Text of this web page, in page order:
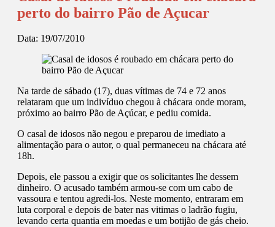
perto do bairro Pão de Açucar
Data: 19/07/2010
Na tarde de sábado (17), duas vítimas de 74 e 72 anos
relataram que um indivíduo chegou à chácara onde moram,
próximo ao bairro Pão de Açúcar, e pediu comida.
O casal de idosos não negou e preparou de imediato a
alimentação para o autor, o qual permaneceu na chácara até
18h.
Depois, ele passou a exigir que os solicitantes lhe dessem
dinheiro. O acusado também armou-se com um cabo de
vassoura e tentou agredi-los. Neste momento, entraram em
luta corporal e depois de bater nas vitimas o ladrão fugiu,
levando certa quantia em moedas e um botijão de gás cheio.